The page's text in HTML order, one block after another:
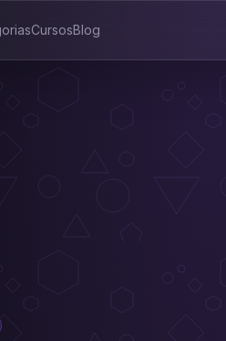
CursosBlog